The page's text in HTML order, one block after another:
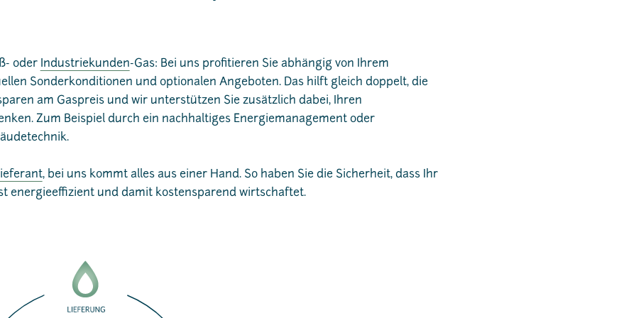
oder Industriekunden-Gas: Bei uns profitieren Sie abhängig von Ihrem
Sonderkonditionen und optionalen Angeboten. Das hilft gleich doppelt, die
am Gaspreis und wir unterstützen Sie zusätzlich dabei, Ihren
Zum Beispiel durch ein nachhaltiges Energiemanagement oder
, bei uns kommt alles aus einer Hand. So haben Sie die Sicherheit, dass Ihr
energieeffizient und damit kostensparend wirtschaftet.